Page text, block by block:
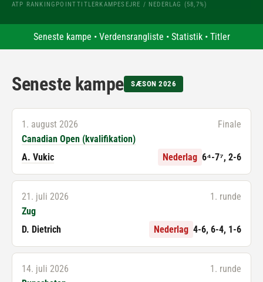
ATP RANKING POINTTITLER KAMPESEJRE / NEDERLAG (58,7%)
Seneste kampe • Verdensrangliste • Statistik• Titler
Seneste kampe SÆSON 2026
1. august 2026
Finale
Canadian Open (kvalifikation)
A. Vukic
Nederlag 6⁴-7⁷, 2-6
21. juli 2026
1. runde
Zug
D. Dietrich
Nederlag 4-6, 6-4, 1-6
14. juli 2026
1. runde